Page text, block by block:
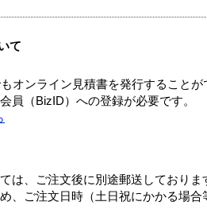
て
オンライン見積書を発行することが
員（BizID）への登録が必要です。
は、ご注文後に別途郵送しておりま
、ご注文日時（土日祝にかかる場